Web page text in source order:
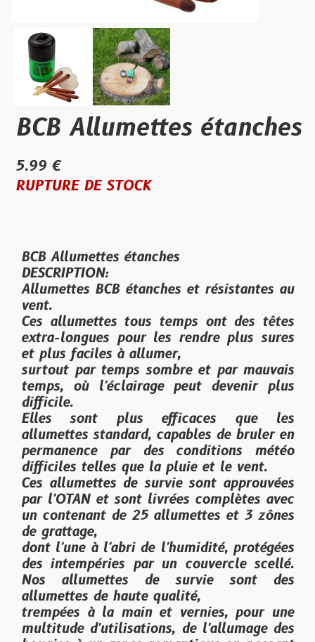
BCB Allumettes étanches
5.99 €
RUPTURE DE STOCK
BCB Allumettes étanches
DESCRIPTION:
Allumettes BCB étanches et résistantes au
vent.
Ces allumettes tous temps ont des têtes
extra-longues pour les rendre plus sures
et plus faciles à allumer,
surtout par temps sombre et par mauvais
temps, où l'éclairage peut devenir plus
difficile.
Elles sont plus efficaces que les
allumettes standard, capables de bruler en
permanence par des conditions météo
difficiles telles que la pluie et le vent.
Ces allumettes de survie sont approuvées
par l'OTAN et sont livrées complètes avec
un contenant de 25 allumettes et 3 zônes
de grattage,
dont l'une à l'abri de l'humidité, protégées
des intempéries par un couvercle scellé.
Nos allumettes de survie sont des
allumettes de haute qualité,
trempées à la main et vernies, pour une
multitude d'utilisations, de l'allumage des